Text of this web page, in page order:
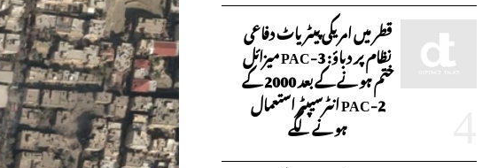
قطر میں امریکی پیٹریاٹ دفاعی
نظام پر دباؤ: PAC-3 میزائل
ختم ہونے کے بعد 2000 کے
PAC-2 انٹرسیپٹر استعمال
ہونے لگے